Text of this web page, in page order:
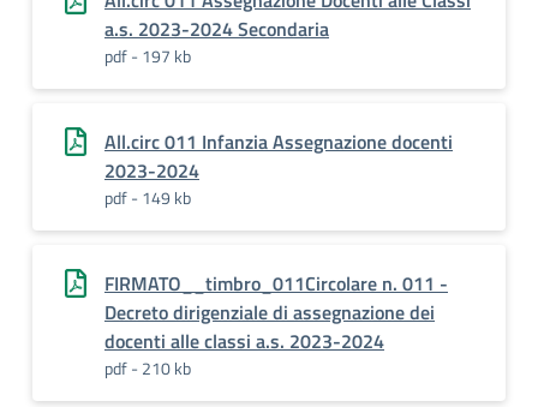
a.s. 2023-2024 Secondaria
pdf - 197 kb
All.circ 011 Infanzia Assegnazione docenti
2023-2024
pdf - 149 kb
FIRMATO__timbro_011Circolare n. 011 -
Decreto dirigenziale di assegnazione dei
docenti alle classi a.s. 2023-2024
pdf - 210 kb